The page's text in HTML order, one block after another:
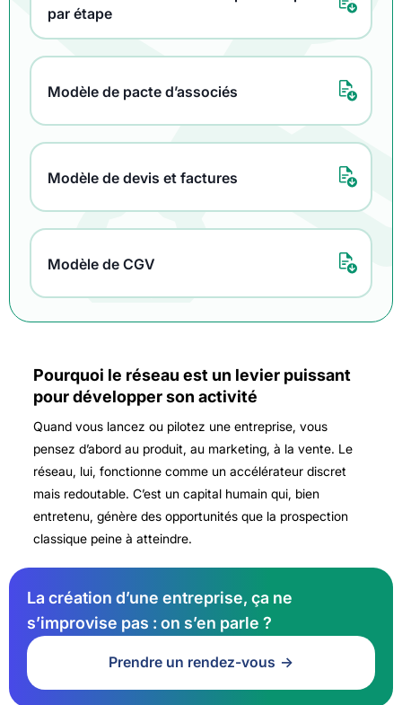
par étape
Modèle de pacte d’associés
Modèle de devis et factures
Modèle de CGV
Pourquoi le réseau est un levier puissant
pour développer son activité
Quand vous lancez ou pilotez une entreprise, vous
pensez d’abord au produit, au marketing, à la vente. Le
réseau, lui, fonctionne comme un accélérateur discret
mais redoutable. C’est un capital humain qui, bien
entretenu, génère des opportunités que la prospection
classique peine à atteindre.
La création d’une entreprise, ça ne
s’improvise pas : on s’en parle ?
Prendre un rendez-vous